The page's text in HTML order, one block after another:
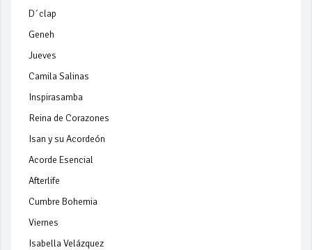
D´clap
Geneh
Jueves
Camila Salinas
Inspirasamba
Reina de Corazones
Isan y su Acordeón
Acorde Esencial
Afterlife
Cumbre Bohemia
Viernes
Isabella Velázquez